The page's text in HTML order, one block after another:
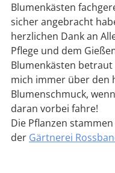
Blumenkästen
sicher angebracht
herzlichen Dank an
Pflege und dem
Blumenkästen betraut
mich immer über den
Blumenschmuck,
daran vorbei fahre!
Die Pflanzen
der Gärtnerei